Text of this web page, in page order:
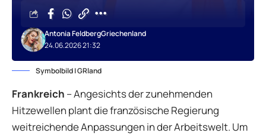
24.06.2026 21:32
Antonia FeldbergGriechenland
Symbolbild | GRland
Frankreich – Angesichts der zunehmenden
Hitzewellen plant die französische Regierung
weitreichende Anpassungen in der Arbeitswelt. Um